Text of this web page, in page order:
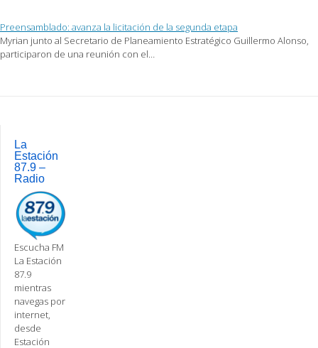
Preensamblado: avanza la licitación de la segunda etapa
Myrian junto al Secretario de Planeamiento Estratégico Guillermo Alonso,
participaron de una reunión con el…
navigation
La
Estación
87.9 –
Radio
Escucha FM
La Estación
87.9
mientras
navegas por
internet,
desde
Estación